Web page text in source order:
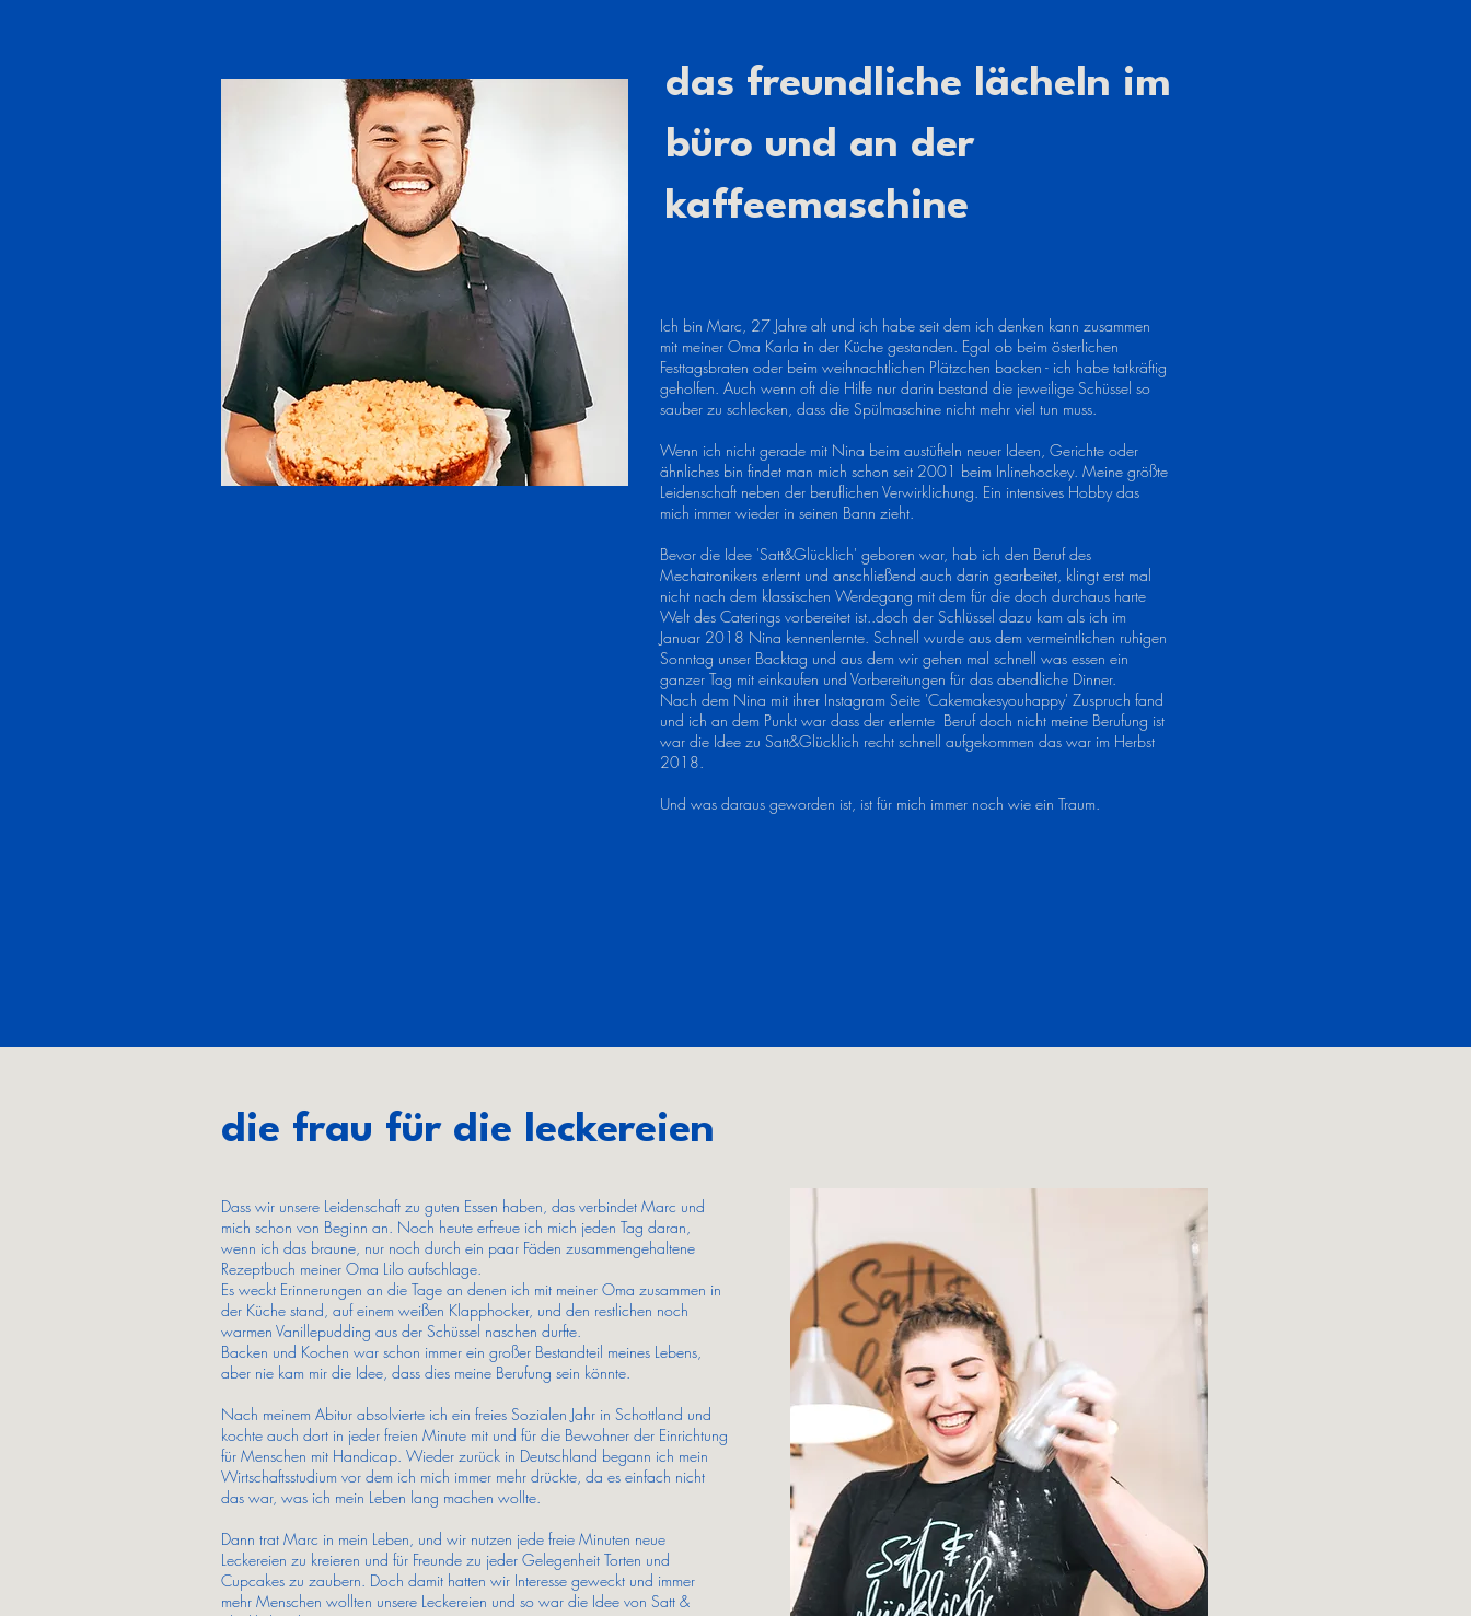
das freundliche lächeln im
büro und an der
kaffeemaschine
Ich bin Marc, 27 Jahre alt und ich habe seit dem ich denken kann zusammen
mit meiner Oma Karla in der Küche gestanden. Egal ob beim österlichen
Festtagsbraten oder beim weihnachtlichen Plätzchen backen - ich habe tatkräftig
geholfen. Auch wenn oft die Hilfe nur darin bestand die jeweilige Schüssel so
sauber zu schlecken, dass die Spülmaschine nicht mehr viel tun muss.
Wenn ich nicht gerade mit Nina beim austüfteln neuer Ideen, Gerichte oder
ähnliches bin findet man mich schon seit 2001 beim Inlinehockey. Meine größte
Leidenschaft neben der beruflichen Verwirklichung. Ein intensives Hobby das
mich immer wieder in seinen Bann zieht.
Bevor die Idee 'Satt&Glücklich' geboren war, hab ich den Beruf des
Mechatronikers erlernt und anschließend auch darin gearbeitet, klingt erst mal
nicht nach dem klassischen Werdegang mit dem für die doch durchaus harte
Welt des Caterings vorbereitet ist..doch der Schlüssel dazu kam als ich im
Januar 2018 Nina kennenlernte. Schnell wurde aus dem vermeintlichen ruhigen
Sonntag unser Backtag und aus dem wir gehen mal schnell was essen ein
ganzer Tag mit einkaufen und Vorbereitungen für das abendliche Dinner.
Nach dem Nina mit ihrer Instagram Seite 'Cakemakesyouhappy' Zuspruch fand
und ich an dem Punkt war dass der erlernte Beruf doch nicht meine Berufung ist
war die Idee zu Satt&Glücklich recht schnell aufgekommen das war im Herbst
2018.
Und was daraus geworden ist, ist für mich immer noch wie ein Traum.
die frau für die leckereien
Dass wir unsere Leidenschaft zu guten Essen haben, das verbindet Marc und
mich schon von Beginn an. Noch heute erfreue ich mich jeden Tag daran,
wenn ich das braune, nur noch durch ein paar Fäden zusammengehaltene
Rezeptbuch meiner Oma Lilo aufschlage.
Es weckt Erinnerungen an die Tage an denen ich mit meiner Oma zusammen in
der Küche stand, auf einem weißen Klapphocker, und den restlichen noch
warmen Vanillepudding aus der Schüssel naschen durfte.
Backen und Kochen war schon immer ein großer Bestandteil meines Lebens,
aber nie kam mir die Idee, dass dies meine Berufung sein könnte.
Nach meinem Abitur absolvierte ich ein freies Sozialen Jahr in Schottland und
kochte auch dort in jeder freien Minute mit und für die Bewohner der Einrichtung
für Menschen mit Handicap. Wieder zurück in Deutschland begann ich mein
Wirtschaftsstudium vor dem ich mich immer mehr drückte, da es einfach nicht
das war, was ich mein Leben lang machen wollte.
Dann trat Marc in mein Leben, und wir nutzen jede freie Minuten neue
Leckereien zu kreieren und für Freunde zu jeder Gelegenheit Torten und
Cupcakes zu zaubern. Doch damit hatten wir Interesse geweckt und immer
mehr Menschen wollten unsere Leckereien und so war die Idee von Satt &